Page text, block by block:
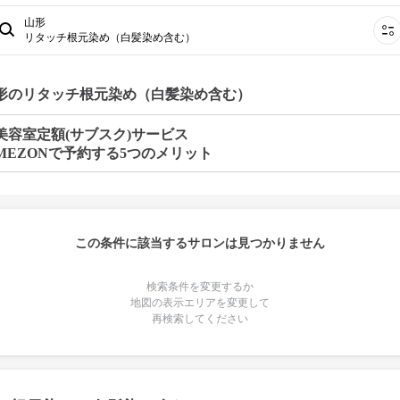
山形
リタッチ根元染め（白髪染め含む）
のリタッチ根元染め（白髪染め含む）
容室定額(サブスク)サービス
で予約する5つのメリット
この条件に該当するサロンは見つかりません
検索条件を変更するか
地図の表示エリアを変更して
再検索してください